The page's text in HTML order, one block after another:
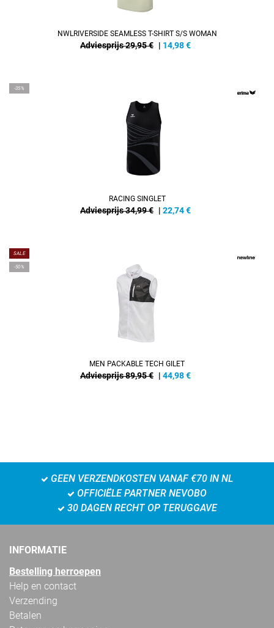
NWLRIVERSIDE SEAMLESS T-SHIRT S/S WOMAN
Adviesprijs 29,95 € | 14,98€
-35%
RACING SINGLET
Adviesprijs 34,99 € | 22,74€
SALE
-50%
MEN PACKABLE TECH GILET
Adviesprijs 89,95 € | 44,98€
GEEN VERZENDKOSTEN VANAF €70 IN NL
OFFICIËLE PARTNER NEVOBO
30 DAGEN RECHT OP TERUGGAVE
INFORMATIE
Bestelling herroepen
Help en contact
Verzending
Betalen